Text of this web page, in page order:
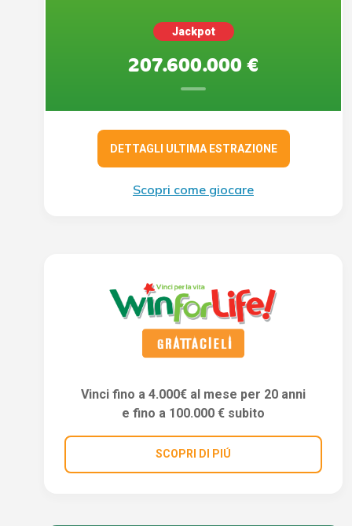
Jackpot
207.600.000 €
DETTAGLI ULTIMA ESTRAZIONE
Scopri come giocare
Vinci fino a 4.000€ al mese per 20 anni
e fino a 100.000 € subito
SCOPRI DI PIÚ